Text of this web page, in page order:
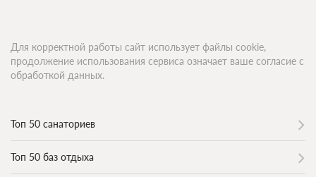
Топ 50 санаториев
Топ 50 баз отдыха
Для корректной работы сайт использует файлы cookie,
продолжение использования сервиса означает ваше согласие с
обработкой данных.